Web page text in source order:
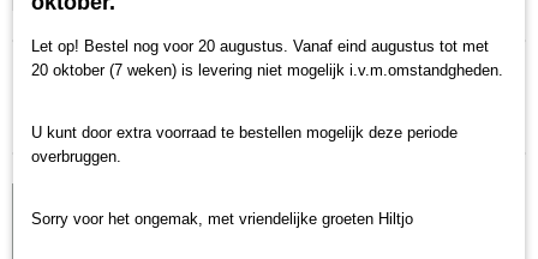
Let op! Bestel nog voor 20 augustus. Vanaf eind augustus tot met
20 oktober (7 weken) is levering niet mogelijk i.v.m.omstandgheden.
U kunt door extra voorraad te bestellen mogelijk deze periode
overbruggen.
Sorry voor het ongemak, met vriendelijke groeten Hiltjo